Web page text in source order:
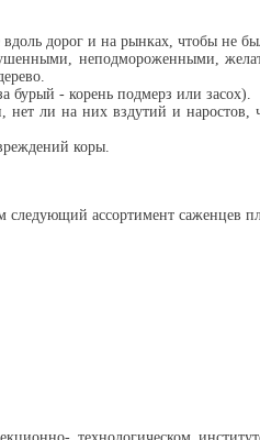
дорог и на рынках, чтобы не
неподмороженными,
бурый - корень подмерз или засох).
ли на них вздутий и наростов,
коры.
ассортимент саженцев